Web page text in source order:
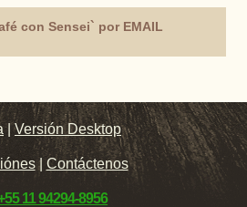
con Sensei` por EMAIL
|Versión Desktop
| Contáctenos
11 94294-8956